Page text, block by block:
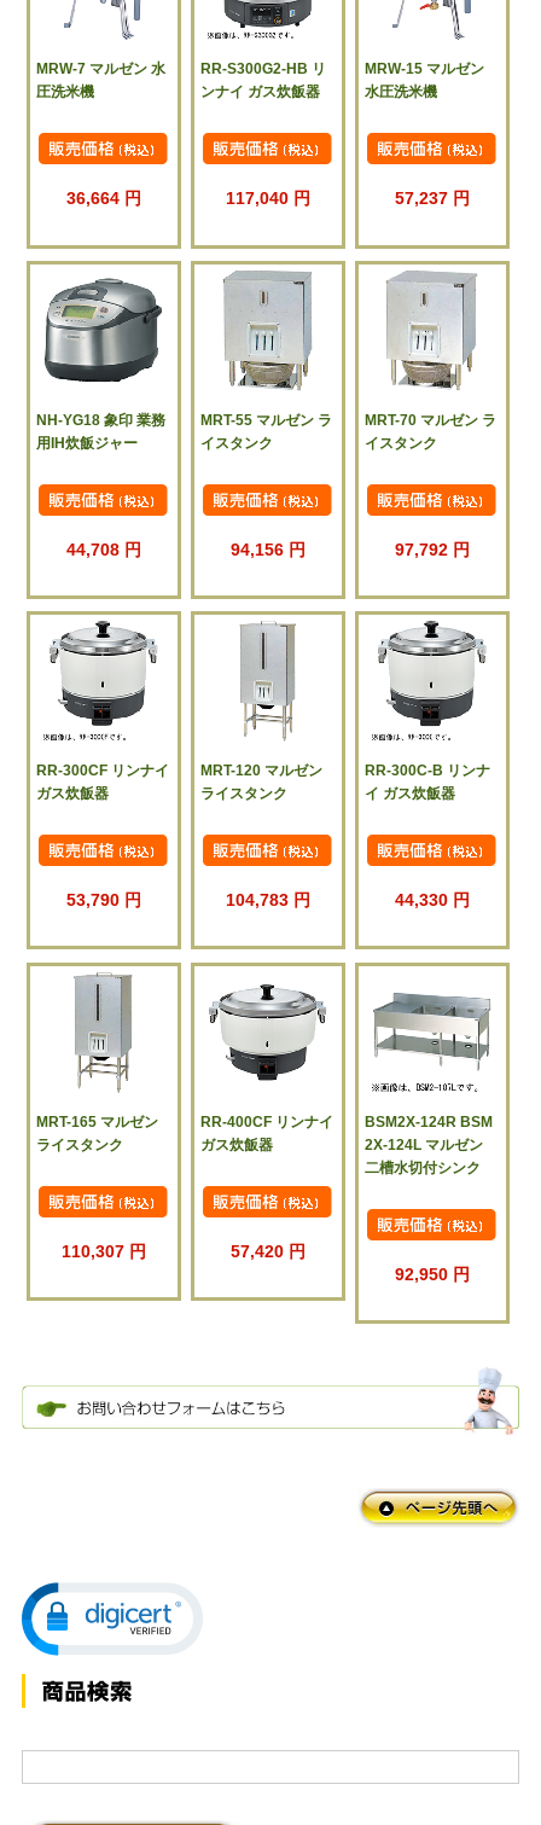
MRW-7 マルゼン 水
圧洗米機
36,664 円
RR-S300G2-HB リ
ンナイ ガス炊飯器
117,040 円
MRW-15 マルゼン
水圧洗米機
57,237 円
NH-YG18 象印 業務
用IH炊飯ジャー
44,708 円
MRT-55 マルゼン ラ
イスタンク
94,156 円
MRT-70 マルゼン ラ
イスタンク
97,792 円
RR-300CF リンナイ
ガス炊飯器
53,790 円
MRT-120 マルゼン
ライスタンク
104,783 円
RR-300C-B リンナ
イ ガス炊飯器
44,330 円
MRT-165 マルゼン
ライスタンク
110,307 円
RR-400CF リンナイ
ガス炊飯器
57,420 円
BSM2X-124R BSM
2X-124L マルゼン
二槽水切付シンク
92,950 円